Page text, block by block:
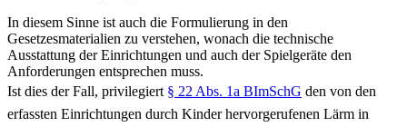
In diesem Sinne ist auch die Formulierung in den
Gesetzesmaterialien zu verstehen, wonach die technische
Ausstattung der Einrichtungen und auch der Spielgeräte den
Anforderungen entsprechen muss.
Ist dies der Fall, privilegiert § 22 Abs. 1a BImSchG den von den
erfassten Einrichtungen durch Kinder hervorgerufenen Lärm in